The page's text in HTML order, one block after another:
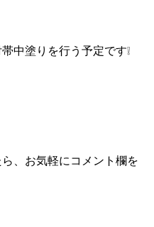
中塗りを行う予定です❕
、お気軽にコメント欄を